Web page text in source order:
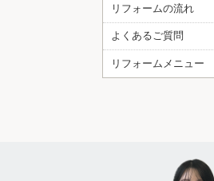
リフォームの流れ
よくあるご質問
リフォームメニュー